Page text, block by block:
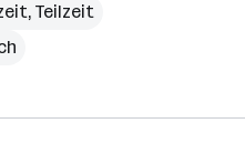
Teilzeit